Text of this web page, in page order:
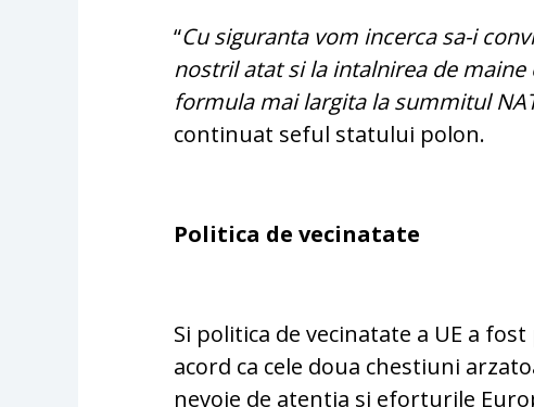
“Cu siguranta vom incerca sa-i
nostril atat si la intalnirea de
formula mai largita la summitul
continuat seful statului polon.
Politica de vecinatate
Si politica de vecinatate a UE a
acord ca cele doua chestiuni
nevoie de atentia si eforturile